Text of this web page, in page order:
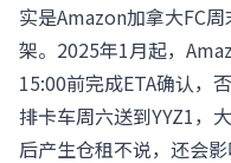
实是Amazon加拿大FC
架。2025年1月起，
15:00前完成ETA确认，
排卡车周六送到YYZ1，
后产生仓租不说，还会